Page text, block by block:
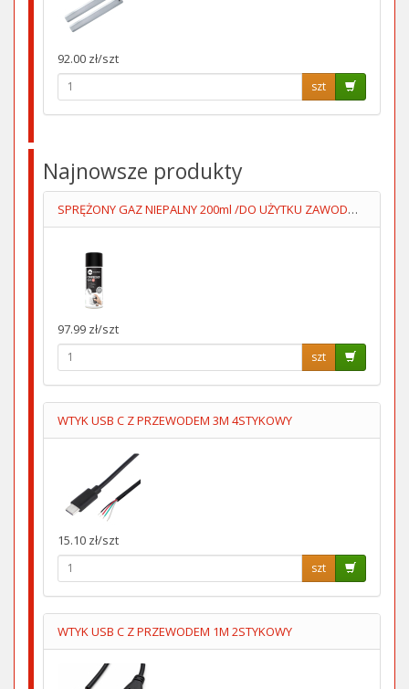
92.00 zł/szt
szt
Najnowsze produkty
SPRĘŻONY GAZ NIEPALNY 200ml /DO UŻYTKU ZAWODOWEGO/
97.99 zł/szt
szt
WTYK USB C Z PRZEWODEM 3M 4STYKOWY
15.10 zł/szt
szt
WTYK USB C Z PRZEWODEM 1M 2STYKOWY